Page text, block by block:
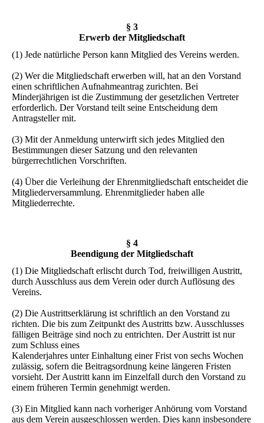
§ 3
Erwerb der Mitgliedschaft
(1) Jede natürliche Person kann Mitglied des Vereins werden.
(2) Wer die Mitgliedschaft erwerben will, hat an den Vorstand
einen schriftlichen Aufnahmeantrag zurichten. Bei
Minderjährigen ist die Zustimmung der gesetzlichen Vertreter
erforderlich. Der Vorstand teilt seine Entscheidung dem
Antragsteller mit.
(3) Mit der Anmeldung unterwirft sich jedes Mitglied den
Bestimmungen dieser Satzung und den relevanten
bürgerrechtlichen Vorschriften.
(4) Über die Verleihung der Ehrenmitgliedschaft entscheidet die
Mitgliederversammlung. Ehrenmitglieder haben alle
Mitgliederrechte.
§ 4
Beendigung der Mitgliedschaft
(1) Die Mitgliedschaft erlischt durch Tod, freiwilligen Austritt,
durch Ausschluss aus dem Verein oder durch Auflösung des
Vereins.
(2) Die Austrittserklärung ist schriftlich an den Vorstand zu
richten. Die bis zum Zeitpunkt des Austritts bzw. Ausschlusses
fälligen Beiträge sind noch zu entrichten. Der Austritt ist nur
zum Schluss eines
Kalenderjahres unter Einhaltung einer Frist von sechs Wochen
zulässig, sofern die Beitragsordnung keine längeren Fristen
vorsieht. Der Austritt kann im Einzelfall durch den Vorstand zu
einem früheren Termin genehmigt werden.
(3) Ein Mitglied kann nach vorheriger Anhörung vom Vorstand
aus dem Verein ausgeschlossen werden. Dies kann insbesondere